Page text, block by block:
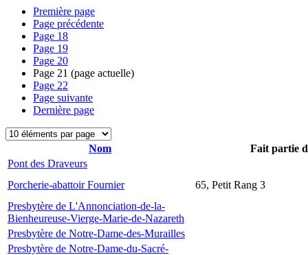
Première page
Page précédente
Page 18
Page 19
Page 20
Page 21 (page actuelle)
Page 22
Page suivante
Dernière page
Nom
Fait partie
Pont des Draveurs
Porcherie-abattoir Fournier
65, Petit Rang 3
Presbytère de L'Annonciation-de-la-
Bienheureuse-Vierge-Marie-de-Nazareth
Presbytère de Notre-Dame-des-Murailles
Presbytère de Notre-Dame-du-Sacré-